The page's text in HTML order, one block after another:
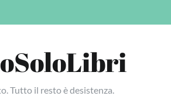
Tutto il resto è desistenza.